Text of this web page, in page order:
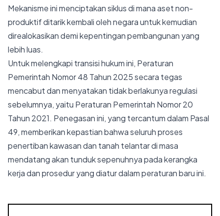
Mekanisme ini menciptakan siklus di mana aset non-
produktif ditarik kembali oleh negara untuk kemudian
direalokasikan demi kepentingan pembangunan yang
lebih luas.
Untuk melengkapi transisi hukum ini, Peraturan
Pemerintah Nomor 48 Tahun 2025 secara tegas
mencabut dan menyatakan tidak berlakunya regulasi
sebelumnya, yaitu Peraturan Pemerintah Nomor 20
Tahun 2021. Penegasan ini, yang tercantum dalam Pasal
49, memberikan kepastian bahwa seluruh proses
penertiban kawasan dan tanah telantar di masa
mendatang akan tunduk sepenuhnya pada kerangka
kerja dan prosedur yang diatur dalam peraturan baru ini.